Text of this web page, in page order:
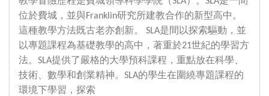
位於費城，並與Franklin研究所建教合作的新型高中。
這種教學方法既古老亦創新。 SLA是間以探索驅動，並
以專題課程為基礎教學的高中，著重於21世紀的學習方
法。SLA提供了嚴格的大學預科課程，重點放在科學、
技術、數學和創業精神。SLA的學生在圍繞專題課程的
環境下學習，探索